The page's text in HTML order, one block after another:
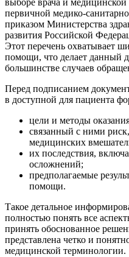
выборе врача и
первичной медико-
приказом Министерства
развития Российской
Этот перечень охватывает
помощи, что делает данный
большинстве случаев
Перед подписанием
в доступной для пациента
цели и методы
связанный с ними
медицинских
их последствия,
осложнений;
предполагаемые
помощи.
Такое детальное
полностью понять все
принять обоснованное
представлена четко и
медицинской терминологии.